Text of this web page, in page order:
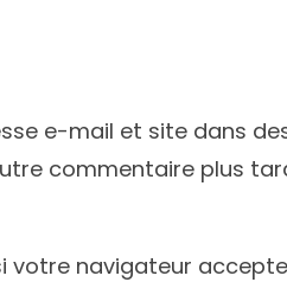
e-mail et site dans
commentaire plus
votre navigateur